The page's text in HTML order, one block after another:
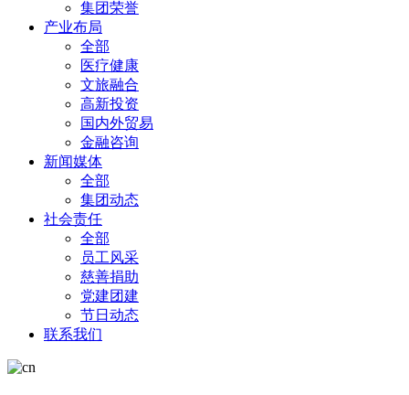
集团荣誉
产业布局
全部
医疗健康
文旅融合
高新投资
国内外贸易
金融咨询
新闻媒体
全部
集团动态
社会责任
全部
员工风采
慈善捐助
党建团建
节日动态
联系我们